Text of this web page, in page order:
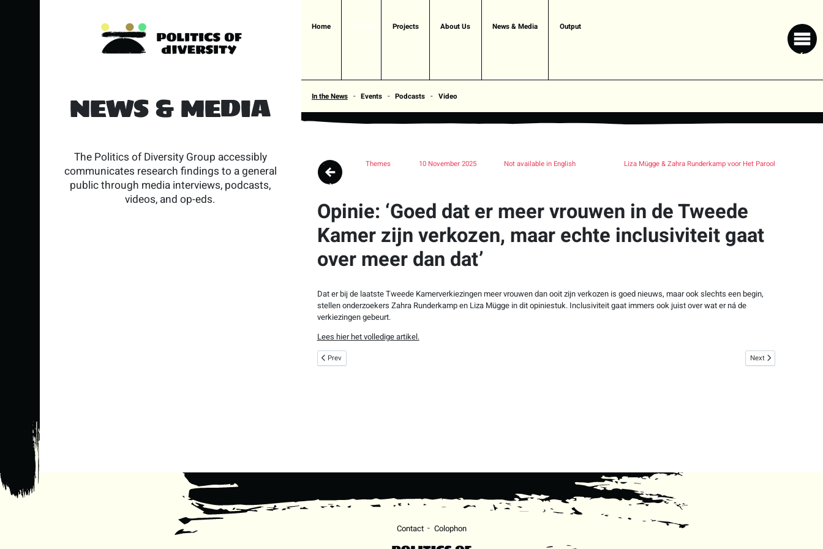
Home Projects About Us News & Media Output
NEWS & MEDIA
The Politics of Diversity Group accessibly
communicates research findings to a general
public through media interviews, podcasts,
videos, and op-eds.
In the News Events Podcasts Video
Themes 10 November 2025 Not available in English Liza Mügge & Zahra Runderkamp voor Het Parool
Opinie: ‘Goed dat er meer vrouwen in de Tweede
Kamer zijn verkozen, maar echte inclusiviteit gaat
over meer dan dat’
Dat er bij de laatste Tweede Kamerverkiezingen meer vrouwen dan ooit zijn verkozen is goed nieuws, maar ook slechts een begin,
stellen onderzoekers Zahra Runderkamp en Liza Mügge in dit opiniestuk. Inclusiviteit gaat immers ook juist over wat er ná de
verkiezingen gebeurt.
Lees hier het volledige artikel.
Previous article: Niet eerder zoveel vrouwen in de Tweede Kamer: het effect daarvan op de politiek
Prev Next article:
Next
Contact Colophon